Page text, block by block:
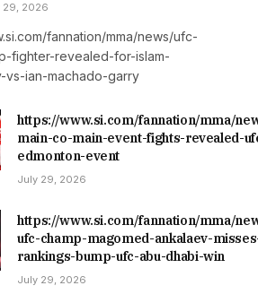
29, 2026
fannation/mma/news/ufc-
fighter-revealed-for-islam-
vs-ian-machado-garry
https://www.si.com/fannation/mma/
main-co-main-event-fights-revealed-
edmonton-event
July 29, 2026
https://www.si.com/fannation/mma/
ufc-champ-magomed-ankalaev-
rankings-bump-ufc-abu-dhabi-win
July 29, 2026